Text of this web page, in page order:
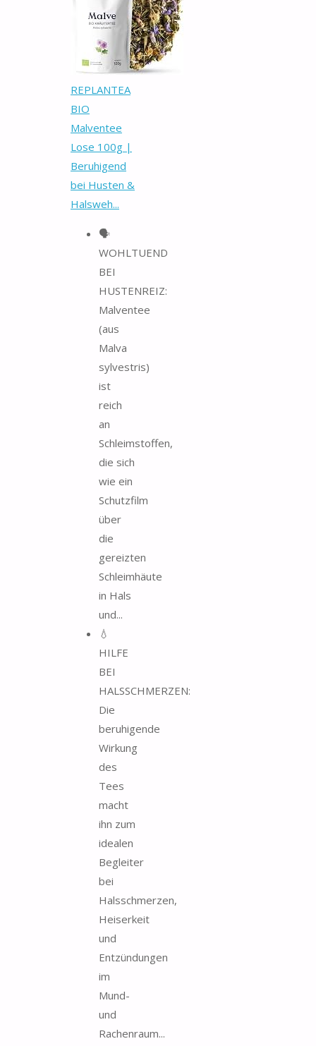
REPLANTEA
BIO
Malventee
Lose 100g |
Beruhigend
bei Husten &
Halsweh...
🗣️
WOHLTUEND
BEI
HUSTENREIZ:
Malventee
(aus
Malva
sylvestris)
ist
reich
an
Schleimstoffen,
die sich
wie ein
Schutzfilm
über
die
gereizten
Schleimhäute
in Hals
und...
💧
HILFE
BEI
HALSSCHMERZEN:
Die
beruhigende
Wirkung
des
Tees
macht
ihn zum
idealen
Begleiter
bei
Halsschmerzen,
Heiserkeit
und
Entzündungen
im
Mund-
und
Rachenraum...